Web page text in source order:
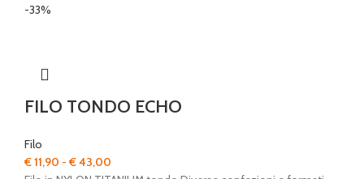
-33%
FILO TONDO ECHO
Filo
€11,90 - €43,00